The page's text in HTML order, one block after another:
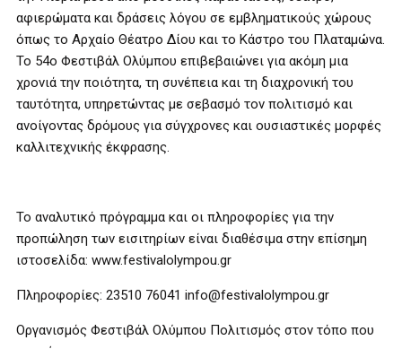
αφιερώματα και δράσεις λόγου σε εμβληματικούς χώρους
όπως το Αρχαίο Θέατρο Δίου και το Κάστρο του Πλαταμώνα.
Το 54ο Φεστιβάλ Ολύμπου επιβεβαιώνει για ακόμη μια
χρονιά την ποιότητα, τη συνέπεια και τη διαχρονική του
ταυτότητα, υπηρετώντας με σεβασμό τον πολιτισμό και
ανοίγοντας δρόμους για σύγχρονες και ουσιαστικές μορφές
καλλιτεχνικής έκφρασης.
Το αναλυτικό πρόγραμμα και οι πληροφορίες για την
προπώληση των εισιτηρίων είναι διαθέσιμα στην επίσημη
ιστοσελίδα: www.festivalolympou.gr
Πληροφορίες: 23510 76041 info@festivalolympou.gr
Οργανισμός Φεστιβάλ Ολύμπου Πολιτισμός στον τόπο που